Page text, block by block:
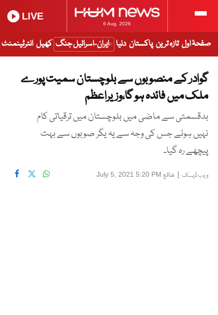
6 Aug, 2026
LIVE
صفحۂ اول تازہ ترین پاکستان دنیا ایران-اسرائیل جنگ کھیل انٹرٹینمنٹ
گوادر کے منصوبوں سے بلوچستان سمیت پورے
ملک میں فائدہ ہو گا،وزیراعظم
بدقسمتی سے ماضی میں بلوچستان میں ترقیاتی کام
نہیں ہوئے جس کی وجہ سے یہ یگر صوبوں سے بہت
پیچھے رہ گیا۔
ویب ڈیسک | شائع July 5, 2021 5:20 PM